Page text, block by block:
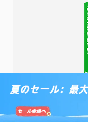
無料